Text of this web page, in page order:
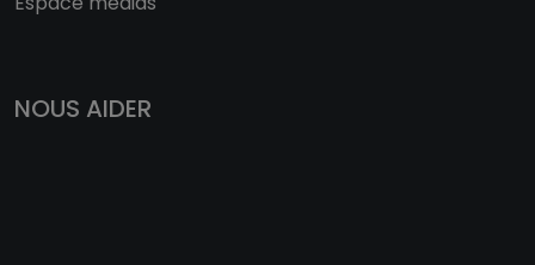
NOUS AIDER